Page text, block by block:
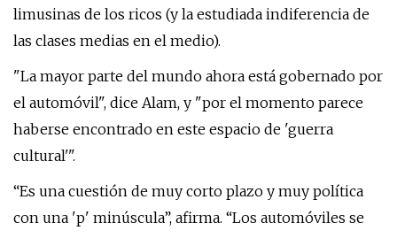
limusinas de los ricos (y la estudiada indiferencia de
las clases medias en el medio).
"La mayor parte del mundo ahora está gobernado por
el automóvil", dice Alam, y "por el momento parece
haberse encontrado en este espacio de 'guerra
cultural'".
“Es una cuestión de muy corto plazo y muy política
con una 'p' minúscula”, afirma. “Los automóviles se